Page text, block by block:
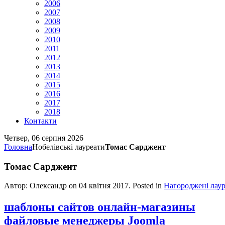
2006
2007
2008
2009
2010
2011
2012
2013
2014
2015
2016
2017
2018
Контакти
Четвер, 06 серпня 2026
ГоловнаНобелівські лауреатиТомас Сарджент
Томас Сарджент
Автор: Олександр on 04 квітня 2017. Posted in Нагороджені
шаблоны сайтов онлайн-магазины
файловые менеджеры Joomla